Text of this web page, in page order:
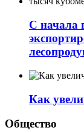
С начала
Как
Общество